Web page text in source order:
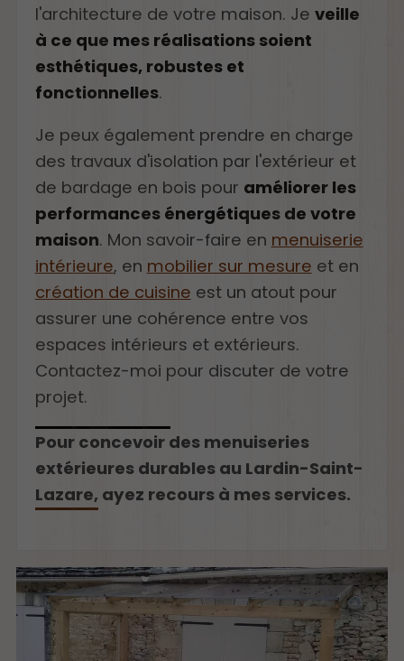
l'architecture de votre maison. Je veille
à ce que mes réalisations soient
esthétiques, robustes et
fonctionnelles.
Je peux également prendre en charge
des travaux d'isolation par l'extérieur et
de bardage en bois pour améliorer les
performances énergétiques de votre
maison. Mon savoir-faire en menuiserie
intérieure, en mobilier sur mesure et en
création de cuisine est un atout pour
assurer une cohérence entre vos
espaces intérieurs et extérieurs.
Contactez-moi pour discuter de votre
projet.
Pour concevoir des menuiseries
extérieures durables au Lardin-Saint-
Lazare, ayez recours à mes services.